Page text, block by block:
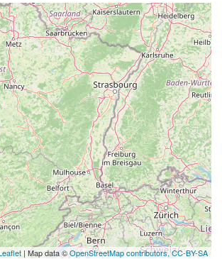
| Map data ©OpenStreetMap contributors,CC-BY-SA